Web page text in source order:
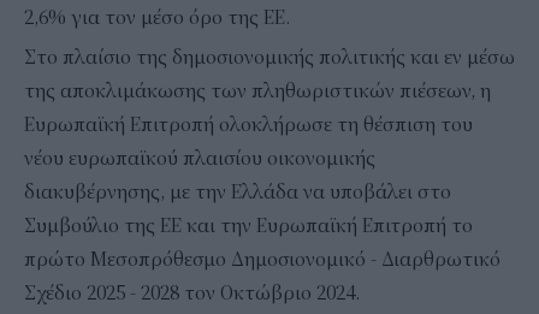
2,6% για τον μέσο όρο της ΕΕ.
Στο πλαίσιο της δημοσιονομικής πολιτικής και εν μέσω
της αποκλιμάκωσης των πληθωριστικών πιέσεων, η
Ευρωπαϊκή Επιτροπή ολοκλήρωσε τη θέσπιση του
νέου ευρωπαϊκού πλαισίου οικονομικής
διακυβέρνησης, με την Ελλάδα να υποβάλει στο
Συμβούλιο της ΕΕ και την Ευρωπαϊκή Επιτροπή το
πρώτο Μεσοπρόθεσμο Δημοσιονομικό - Διαρθρωτικό
Σχέδιο 2025 - 2028 τον Οκτώβριο 2024.